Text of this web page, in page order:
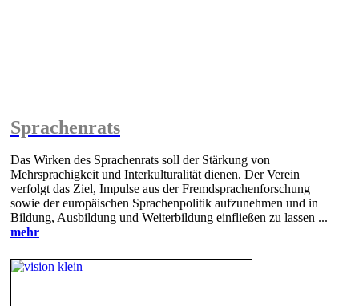
Sprachenrats
Das Wirken des Sprachenrats soll der Stärkung von
Mehrsprachigkeit und Interkulturalität dienen. Der Verein
verfolgt das Ziel, Impulse aus der Fremdsprachenforschung
sowie der europäischen Sprachenpolitik aufzunehmen und in
Bildung, Ausbildung und Weiterbildung einfließen zu lassen ...
mehr